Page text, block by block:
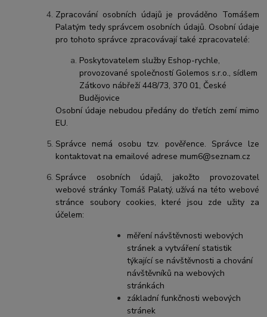
Zpracování osobních údajů je prováděno Tomášem
Palatým tedy správcem osobních údajů. Osobní údaje
pro tohoto správce zpracovávají také zpracovatelé:
Poskytovatelem služby Eshop-rychle,
provozované společností Golemos s.r.o., sídlem
Zátkovo nábřeží 448/73, 370 01, České
Budějovice
Osobní údaje nebudou předány do třetích zemí mimo
EU.
Správce nemá osobu tzv. pověřence. Správce lze
kontaktovat na emailové adrese mum6@seznam.cz
Správce osobních údajů, jakožto provozovatel
webové stránky Tomáš Palatý, užívá na této webové
stránce soubory cookies, které jsou zde užity za
účelem:
měření návštěvnosti webových
stránek a vytváření statistik
týkající se návštěvnosti a chování
návštěvníků na webových
stránkách
základní funkčnosti webových
stránek